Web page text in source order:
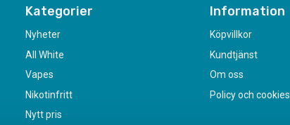
Kategorier
Nyheter
All White
Vapes
Nikotinfritt
Nytt pris
Information
Köpvillkor
Kundtjänst
Om oss
Policy och cookies